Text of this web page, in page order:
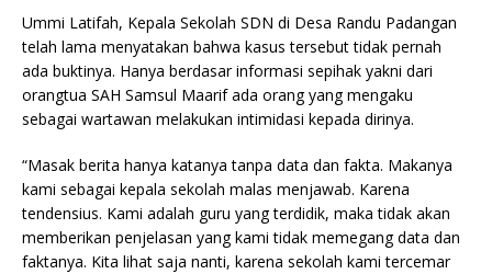
Ummi Latifah, Kepala Sekolah SDN di Desa Randu Padangan
telah lama menyatakan bahwa kasus tersebut tidak pernah
ada buktinya. Hanya berdasar informasi sepihak yakni dari
orangtua SAH Samsul Maarif ada orang yang mengaku
sebagai wartawan melakukan intimidasi kepada dirinya.
“Masak berita hanya katanya tanpa data dan fakta. Makanya
kami sebagai kepala sekolah malas menjawab. Karena
tendensius. Kami adalah guru yang terdidik, maka tidak akan
memberikan penjelasan yang kami tidak memegang data dan
faktanya. Kita lihat saja nanti, karena sekolah kami tercemar